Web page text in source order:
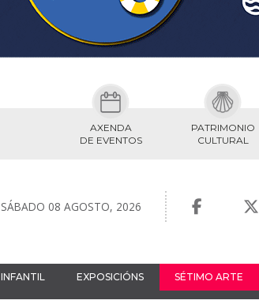
AXENDA
DE EVENTOS
PATRIMONIO
CULTURAL
SÁBADO 08 AGOSTO, 2026
INFANTIL EXPOSICIÓNS SÉTIMO ARTE